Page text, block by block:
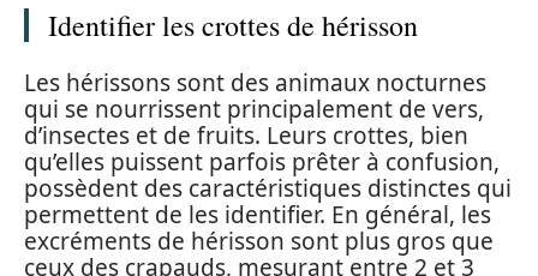
Identifier les crottes de hérisson
Les hérissons sont des animaux nocturnes
qui se nourrissent principalement de vers,
d’insectes et de fruits. Leurs crottes, bien
qu’elles puissent parfois prêter à confusion,
possèdent des caractéristiques distinctes qui
permettent de les identifier. En général, les
excréments de hérisson sont plus gros que
ceux des crapauds, mesurant entre 2 et 3